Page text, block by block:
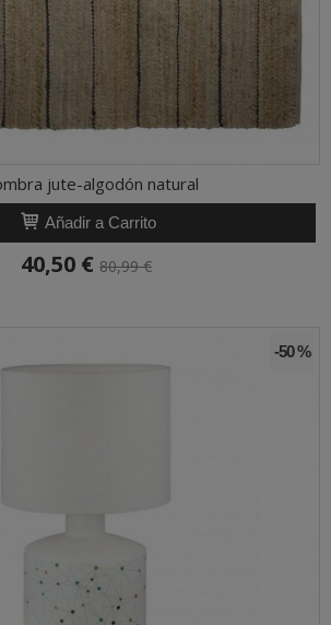
jute-algodón natural
Añadir a Carrito
40,50 € 80,99 €
-50 %